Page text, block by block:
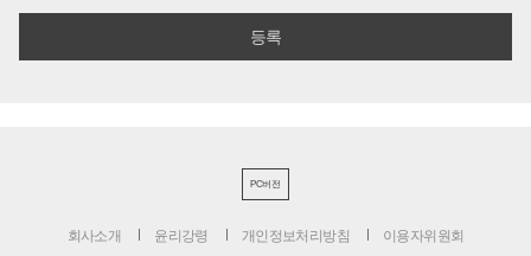
PC버전
회사소개 윤리강령 개인정보처리방침 이용자위원회